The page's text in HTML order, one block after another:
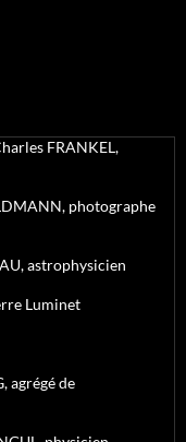
FRANKEL,
photographe
astrophysicien
Luminet
agrégé de